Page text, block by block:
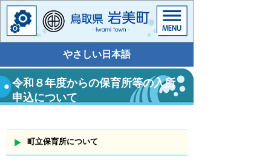
やさしい日本語
令和８年度からの保育所等の入所
申込について
町立保育所について